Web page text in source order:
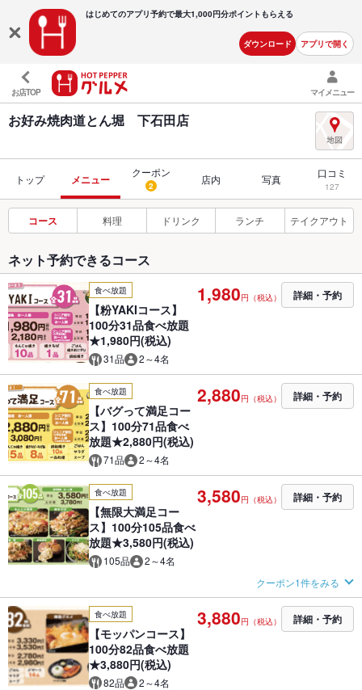
はじめてのアプリ予約で最大1,000円分ポイントもらえる
ダウンロード アプリで開く
お店TOP マイメニュー
お好み焼肉道とん堀 下石田店
トップ メニュー
クーポン
2 店内 写真 口コミ
127
コース 料理 ドリンク ランチ テイクアウト
ネット予約できるコース
食べ放題
【粉YAKIコース】
100分31品食べ放題
★1,980円(税込)
31品 2～4名
1,980円（税込） 詳細・予約
食べ放題
【バグって満足コー
ス】100分71品食べ
放題★2,880円(税込)
71品 2～4名
2,880円（税込） 詳細・予約
食べ放題
【無限大満足コー
ス】100分105品食べ
放題★3,580円(税込)
105品 2～4名
3,580円（税込） 詳細・予約
クーポン1件をみる
食べ放題
【モッパンコース】
100分82品食べ放題
★3,880円(税込)
82品 2～4名
3,880円（税込） 詳細・予約